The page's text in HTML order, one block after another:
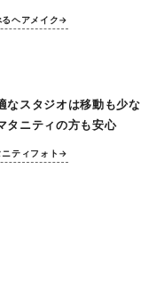
るヘアメイク→
なスタジオは移動も少な
タニティの方も安心
ニティフォト→